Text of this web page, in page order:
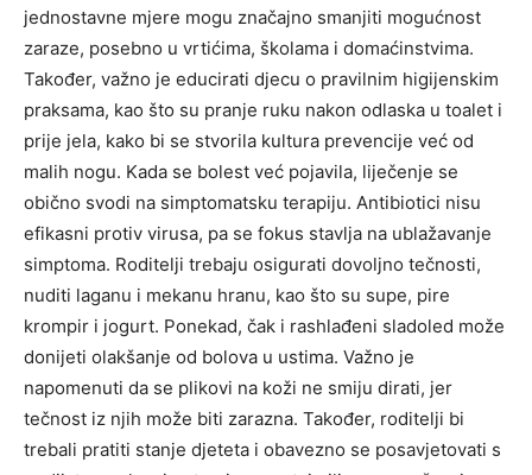
jednostavne mjere mogu značajno smanjiti mogućnost
zaraze, posebno u vrtićima, školama i domaćinstvima.
Također, važno je educirati djecu o pravilnim higijenskim
praksama, kao što su pranje ruku nakon odlaska u toalet i
prije jela, kako bi se stvorila kultura prevencije već od
malih nogu. Kada se bolest već pojavila, liječenje se
obično svodi na simptomatsku terapiju. Antibiotici nisu
efikasni protiv virusa, pa se fokus stavlja na ublažavanje
simptoma. Roditelji trebaju osigurati dovoljno tečnosti,
nuditi laganu i mekanu hranu, kao što su supe, pire
krompir i jogurt. Ponekad, čak i rashlađeni sladoled može
donijeti olakšanje od bolova u ustima. Važno je
napomenuti da se plikovi na koži ne smiju dirati, jer
tečnost iz njih može biti zarazna. Također, roditelji bi
trebali pratiti stanje djeteta i obavezno se posavjetovati s